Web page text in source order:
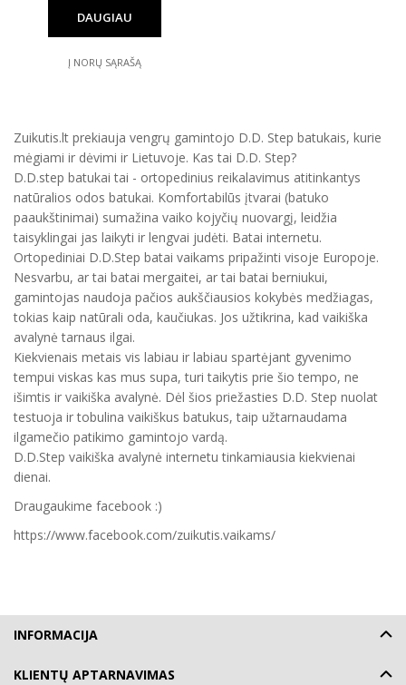
DAUGIAU
Į NORŲ SĄRAŠĄ
Zuikutis.lt prekiauja vengrų gamintojo D.D. Step batukais, kurie
mėgiami ir dėvimi ir Lietuvoje. Kas tai D.D. Step?
D.D.step batukai tai - ortopedinius reikalavimus atitinkantys
natūralios odos batukai. Komfortabilūs įtvarai (batuko
paaukštinimai) sumažina vaiko kojyčių nuovargį, leidžia
taisyklingai jas laikyti ir lengvai judėti. Batai internetu.
Ortopediniai D.D.Step batai vaikams pripažinti visoje Europoje.
Nesvarbu, ar tai batai mergaitei, ar tai batai berniukui,
gamintojas naudoja pačios aukščiausios kokybės medžiagas,
tokias kaip natūrali oda, kaučiukas. Jos užtikrina, kad vaikiška
avalynė tarnaus ilgai.
Kiekvienais metais vis labiau ir labiau spartėjant gyvenimo
tempui viskas kas mus supa, turi taikytis prie šio tempo, ne
išimtis ir vaikiška avalynė. Dėl šios priežasties D.D. Step nuolat
testuoja ir tobulina vaikiškus batukus, taip užtarnaudama
ilgamečio patikimo gamintojo vardą.
D.D.Step vaikiška avalynė internetu tinkamiausia kiekvienai
dienai.
Draugaukime facebook :)
https://www.facebook.com/zuikutis.vaikams/
INFORMACIJA
KLIENTŲ APTARNAVIMAS